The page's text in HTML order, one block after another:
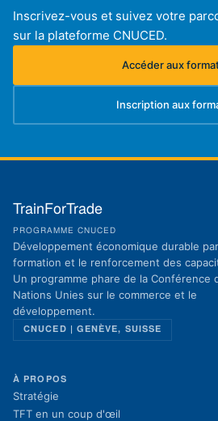
Inscrivez-vous et suivez votre
sur la plateforme CNUCED.
Accéder aux
Inscription aux
TrainForTrade
PROGRAMME CNUCED
Développement économique durable
formation et le renforcement des
Un programme phare de la Conférence
Nations Unies sur le commerce et le
développement.
CNUCED | GENÈVE, SUISSE
À PROPOS
Stratégie
TFT en un coup d'œil